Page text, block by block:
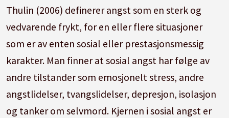
Thulin (2006) definerer angst som en sterk og
vedvarende frykt, for en eller flere situasjoner
som er av enten sosial eller prestasjonsmessig
karakter. Man finner at sosial angst har følge av
andre tilstander som emosjonelt stress, andre
angstlidelser, tvangslidelser, depresjon, isolasjon
og tanker om selvmord. Kjernen i sosial angst er